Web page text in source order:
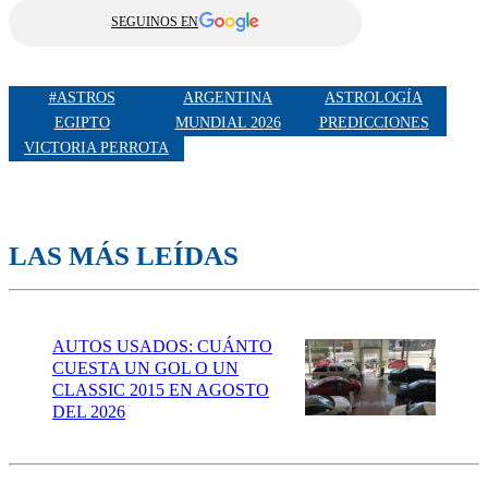
SEGUINOS EN
#ASTROS ARGENTINA
ASTROLOGÍA
EGIPTO
MUNDIAL 2026
PREDICCIONES
VICTORIA PERROTA
LAS MÁS LEÍDAS
AUTOS USADOS: CUÁNTO
CUESTA UN GOL O UN
CLASSIC 2015 EN AGOSTO
DEL 2026